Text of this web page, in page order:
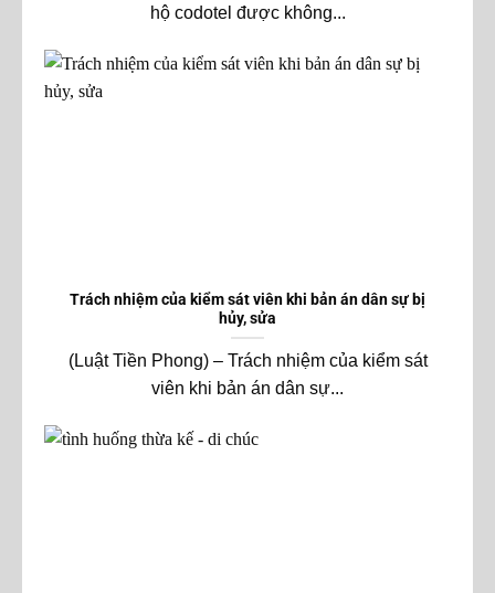
hộ codotel được không...
Trách nhiệm của kiểm sát viên khi bản án dân sự bị
hủy, sửa
(Luật Tiền Phong) – Trách nhiệm của kiểm sát
viên khi bản án dân sự...